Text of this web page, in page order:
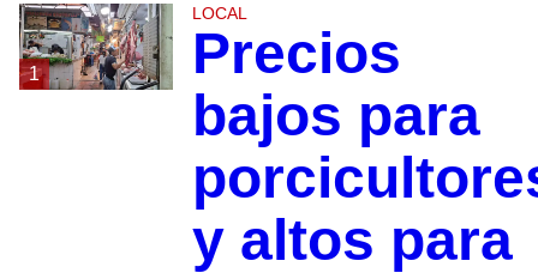
1
LOCAL
Precios
bajos para
y altos para